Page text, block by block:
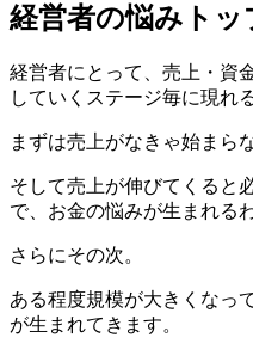
経営者の悩みトッ
経営者にとって、売上・資
していくステージ毎に現れ
まずは売上がなきゃ始まら
そして売上が伸びてくると
で、お金の悩みが生まれる
さらにその次。
ある程度規模が大きくなっ
が生まれてきます。